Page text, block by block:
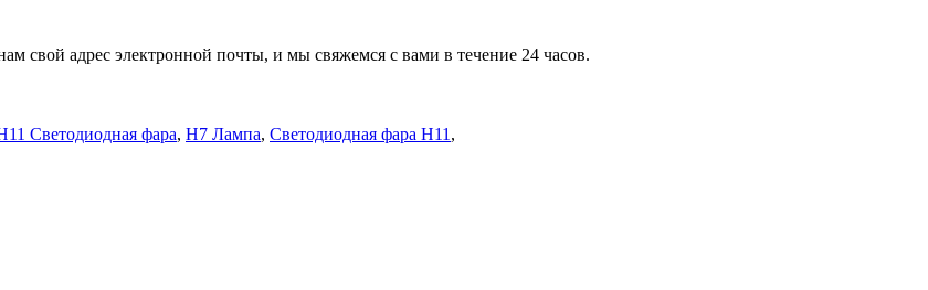
свой адрес электронной почты, и мы свяжемся с вами в течение 24 часов.
Светодиодная фара, H7 Лампа, Светодиодная фара H11 ,